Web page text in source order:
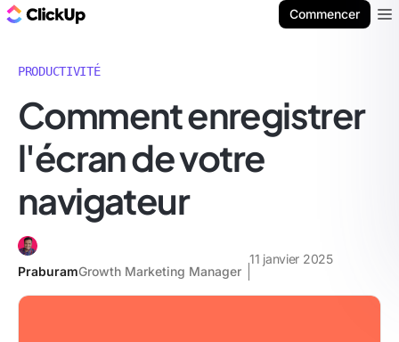
Commencer
PRODUCTIVITÉ
Comment enregistrer
l'écran de votre
navigateur
PraburamGrowth Marketing Manager
11 janvier 2025